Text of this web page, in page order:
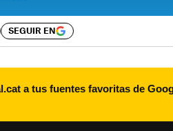
SEGUIR EN
a tus fuentes favoritas de